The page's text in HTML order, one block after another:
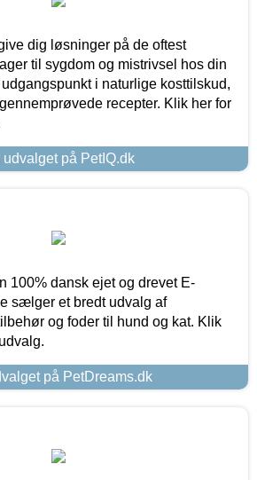
dig løsninger på de oftest
til sygdom og mistrivsel hos din
i naturlige kosttilskud,
recepter. Klik her for
udvalget på PetIQ.dk
100% dansk ejet og drevet E-
sælger et bredt udvalg af
og foder til hund og kat. Klik
på PetDreams.dk